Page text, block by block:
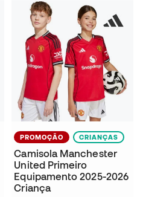
PROMOÇÃO CRIANÇAS
Camisola Manchester
United Primeiro
Equipamento 2025-2026
Criança